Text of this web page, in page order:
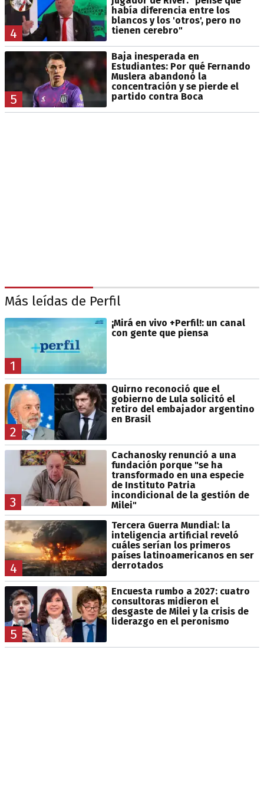
4
había diferencia entre los
blancos y los 'otros', pero no
tienen cerebro"
5
Baja inesperada en
Estudiantes: Por qué Fernando
Muslera abandonó la
concentración y se pierde el
partido contra Boca
Más leídas de Perfil
1
¡Mirá en vivo +Perfil!: un canal
con gente que piensa
2
Quirno reconoció que el
gobierno de Lula solicitó el
retiro del embajador argentino
en Brasil
3
Cachanosky renunció a una
fundación porque "se ha
transformado en una especie
de Instituto Patria
incondicional de la gestión de
Milei"
4
Tercera Guerra Mundial: la
inteligencia artificial reveló
cuáles serían los primeros
países latinoamericanos en ser
derrotados
5
Encuesta rumbo a 2027: cuatro
consultoras midieron el
desgaste de Milei y la crisis de
liderazgo en el peronismo